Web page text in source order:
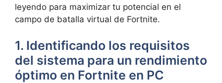
leyendo para maximizar tu potencial en el
campo de batalla virtual de Fortnite.
1. Identificando los requisitos
del sistema para un rendimiento
óptimo en Fortnite en PC